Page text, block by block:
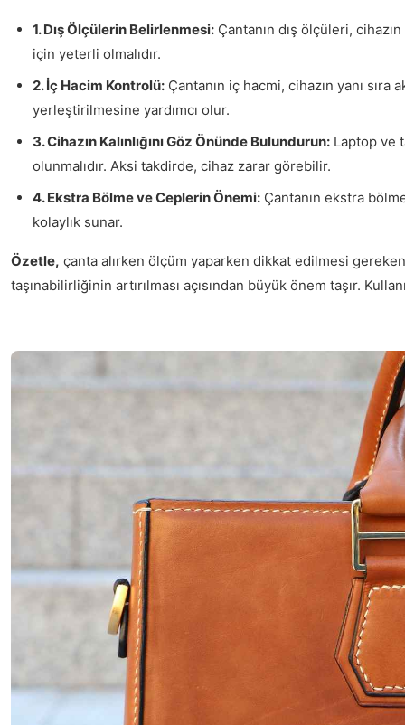
1. Dış Ölçülerin Belirlenmesi: Çantanın dış ölçüleri,
için yeterli olmalıdır.
2. İç Hacim Kontrolü: Çantanın iç hacmi, cihazın yanı
yerleştirilmesine yardımcı olur.
3. Cihazın Kalınlığını Göz Önünde Bulundurun: Laptop ve
olunmalıdır. Aksi takdirde, cihaz zarar görebilir.
4. Ekstra Bölme ve Ceplerin Önemi: Çantanın ekstra
kolaylık sunar.
Özetle, çanta alırken ölçüm yaparken dikkat edilmesi
taşınabilirliğinin artırılması açısından büyük önem taşır.